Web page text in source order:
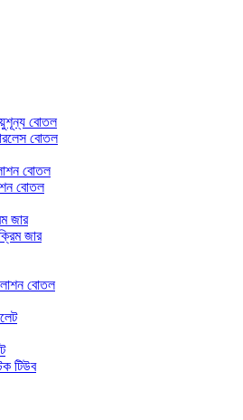
বোতল
বোতল
বোতল
বোতল
জার
জার
বোতল
টিউব